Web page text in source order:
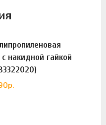
накидной гайкой
р.